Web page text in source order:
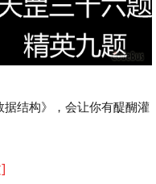
结构》，会让你有醍醐灌